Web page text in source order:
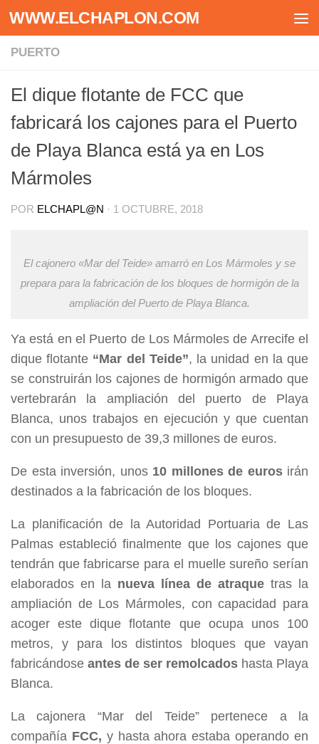
Saltar al contenido
WWW.ELCHAPLON.COM
PUERTO
El dique flotante de FCC que
fabricará los cajones para el Puerto
de Playa Blanca está ya en Los
Mármoles
POR ELCHAPL@N · 1 OCTUBRE, 2018
El cajonero «Mar del Teide» amarró en Los Mármoles y se
prepara para la fabricación de los bloques de hormigón de la
ampliación del Puerto de Playa Blanca.
Ya está en el Puerto de Los Mármoles de Arrecife el
dique flotante “Mar del Teide”, la unidad en la que
se construirán los cajones de hormigón armado que
vertebrarán la ampliación del puerto de Playa
Blanca, unos trabajos en ejecución y que cuentan
con un presupuesto de 39,3 millones de euros.
De esta inversión, unos10 millones de eurosirán
destinados a la fabricación de los bloques.
La planificación de la Autoridad Portuaria de Las
Palmas estableció finalmente que los cajones que
tendrán que fabricarse para el muelle sureño serían
elaborados en la nueva línea de atraque tras la
ampliación de Los Mármoles, con capacidad para
acoger este dique flotante que ocupa unos 100
metros, y para los distintos bloques que vayan
fabricándose antes de ser remolcados hasta Playa
Blanca.
La cajonera “Mar del Teide” pertenece a la
compañía FCC, y hasta ahora estaba operando en